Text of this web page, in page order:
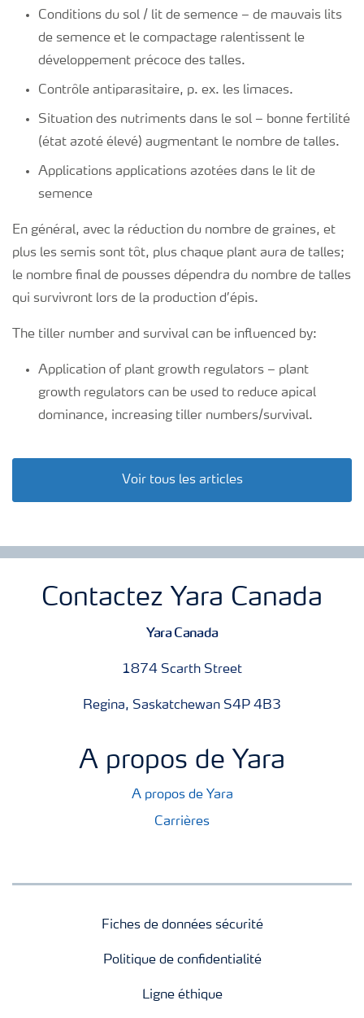
Conditions du sol / lit de semence – de mauvais lits
de semence et le compactage ralentissent le
développement précoce des talles.
Contrôle antiparasitaire, p. ex. les limaces.
Situation des nutriments dans le sol – bonne fertilité
(état azoté élevé) augmentant le nombre de talles.
Applications applications azotées dans le lit de
semence
En général, avec la réduction du nombre de graines, et
plus les semis sont tôt, plus chaque plant aura de talles;
le nombre final de pousses dépendra du nombre de talles
qui survivront lors de la production d’épis.
The tiller number and survival can be influenced by:
Application of plant growth regulators – plant
growth regulators can be used to reduce apical
dominance, increasing tiller numbers/survival.
Voir tous les articles
Contactez Yara Canada
Yara Canada
1874 Scarth Street
Regina, Saskatchewan S4P 4B3
A propos de Yara
A propos de Yara
Carrières
Fiches de données sécurité
Politique de confidentialité
Ligne éthique